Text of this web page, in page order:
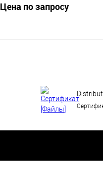
Цена по запросу